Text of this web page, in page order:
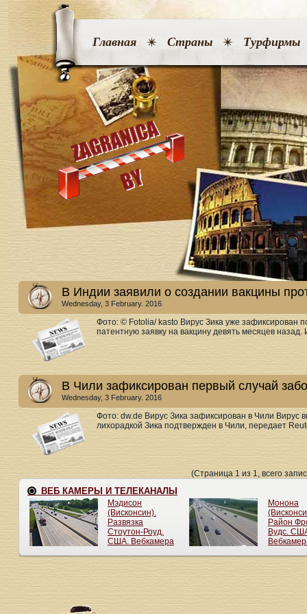
Главная Страны Турфирмы
В Индии заявили о создании вакцины
Wednesday, 3 February. 2016
Фото: © Fotolia/ kasto Вирус Зика уже зафиксирован
патентную заявку на вакцину девять месяцев
В Чили зафиксирован первый случай
Wednesday, 3 February. 2016
Фото: dw.de Вирус Зика зафиксирован в Чили
лихорадкой Зика подтвержден в Чили, передает
(Страница 1 из 1, всего